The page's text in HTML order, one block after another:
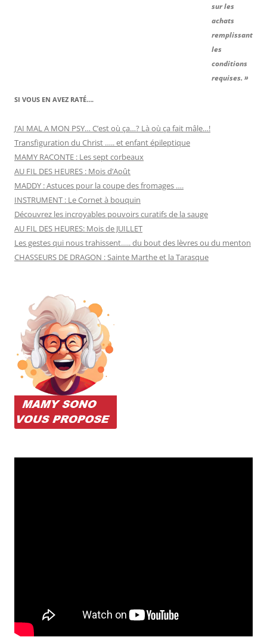
sur les
achats
remplissant
les
conditions
requises. »
SI VOUS EN AVEZ RATÉ….
J’AI MAL A MON PSY… C’est où ça…? Là où ça fait mâle…!
Transfiguration du Christ ….. et enfant épileptique
MAMY RACONTE : Les sept corbeaux
AU FIL DES HEURES : Mois d’Août
MADDY : Astuces pour la coupe des fromages ….
INSTRUMENT : Le Cornet à bouquin
Découvrez les incroyables pouvoirs curatifs de la sauge
AU FIL DES HEURES: Mois de JUILLET
Les gestes qui nous trahissent….. du bout des lèvres ou du menton
CHASSEURS DE DRAGON : Sainte Marthe et la Tarasque